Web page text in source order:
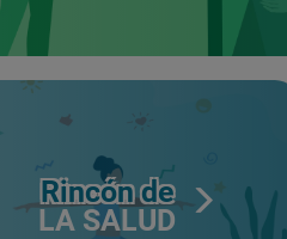
Rincón de
LA SALUD